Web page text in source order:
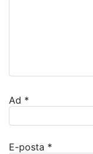
Ad *
E-posta *